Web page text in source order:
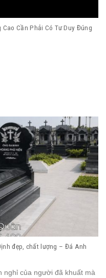
Cần Phải Có Tư Duy Đúng
đẹp, chất lượng – Đá Anh
nghỉ của người đã khuất mà